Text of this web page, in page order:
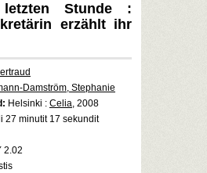
Stunde :
erzählt ihr
Damström, Stephanie
Helsinki : Celia, 2008
27 minutit 17 sekundit
2.02